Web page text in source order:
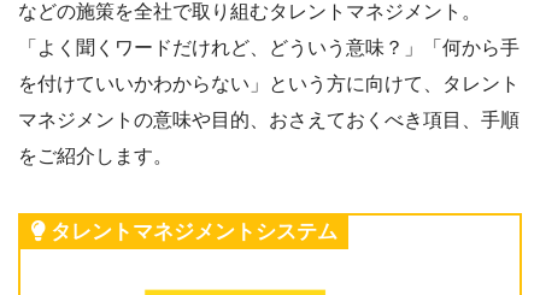
などの施策を全社で取り組むタレントマネジメント。
「よく聞くワードだけれど、どういう意味？」「何から手
を付けていいかわからない」という方に向けて、タレント
マネジメントの意味や目的、おさえておくべき項目、手順
をご紹介します。
タレントマネジメントシステム